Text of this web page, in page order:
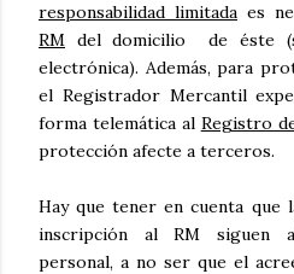
responsabilidad limitada es
RM del domicilio
de éste
electrónica). Además, para
el Registrador Mercantil
forma telemática al Registro
protección afecte a terceros.
Hay que tener en cuenta que
inscripción al RM siguen
personal, a no ser que el